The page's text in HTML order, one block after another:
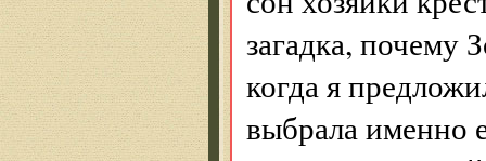
загадка, почему
когда я
выбрала именно